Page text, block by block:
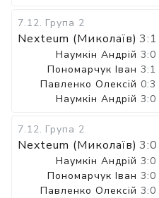
7.12. Група 2
Nexteum (Миколаїв) 3:1
Наумкін Андрій 3:0
Пономарчук Іван 3:1
Павленко Олексій 0:3
Наумкін Андрій 3:0
7.12. Група 2
Nexteum (Миколаїв) 3:0
Наумкін Андрій 3:0
Пономарчук Іван 3:0
Павленко Олексій 3:0